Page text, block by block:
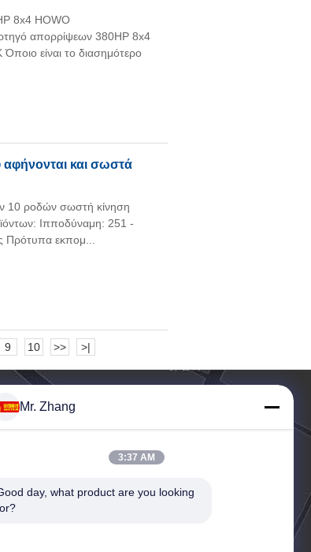
8x4 HOWO
απορρίψεων 380HP 8x4
είναι το διασημότερο
και σωστά
10 ροδών σωστή κίνηση
Ιπποδύναμη: 251 -
Πρότυπα εκπομ...
9 10 >> >|
Mr. Zhang
3:37 AM
day, what product are you looking